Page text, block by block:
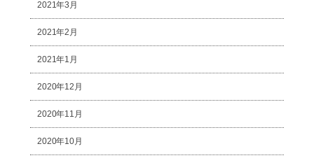
2021年3月
2021年2月
2021年1月
2020年12月
2020年11月
2020年10月